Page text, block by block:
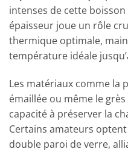
intenses de cette
épaisseur joue un rôle
thermique optimale,
température idéale
Les matériaux comme la
émaillée ou même le
capacité à préserver la
Certains amateurs
double paroi de verre,